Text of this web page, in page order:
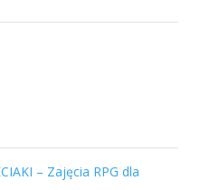
– Zajęcia RPG dla